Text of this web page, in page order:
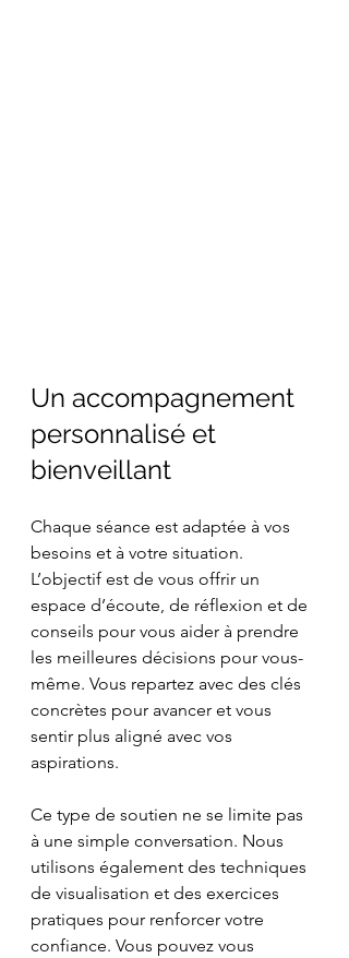
Un accompagnement
personnalisé et
bienveillant
Chaque séance est adaptée à vos
besoins et à votre situation.
L’objectif est de vous offrir un
espace d’écoute, de réflexion et de
conseils pour vous aider à prendre
les meilleures décisions pour vous-
même. Vous repartez avec des clés
concrètes pour avancer et vous
sentir plus aligné avec vos
aspirations.
Ce type de soutien ne se limite pas
à une simple conversation. Nous
utilisons également des techniques
de visualisation et des exercices
pratiques pour renforcer votre
confiance. Vous pouvez vous